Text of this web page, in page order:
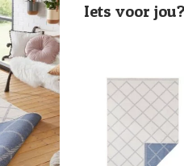
Iets voor jou?